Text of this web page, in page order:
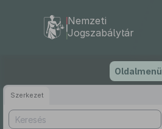
tartalomra
Nemzeti
Jogszabálytár
Oldalmenü
Szerkezet